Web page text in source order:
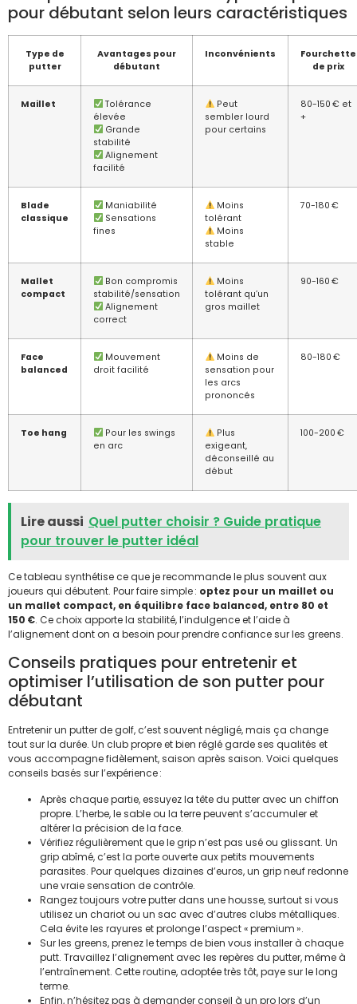
pour débutant selon leurs caractéristiques
Type de
putter
Avantages pour
débutant
Inconvénients
Fourchette
de prix
Maillet
Tolérance
élevée
Grande
stabilité
Alignement
facilité
Peut
sembler lourd
pour certains
80-150 € et
+
Blade
classique
Maniabilité
Sensations
fines
Moins
tolérant
Moins
stable
70-180 €
Mallet
compact
Bon compromis
stabilité/sensation
Alignement
correct
Moins
tolérant qu’un
gros maillet
90-160 €
Face
balanced
Mouvement
droit facilité
Moins de
sensation pour
les arcs
prononcés
80-180 €
Toe hang
Pour les swings
en arc
Plus
exigeant,
déconseillé au
début
100-200 €
Lire aussi Quel putter choisir ? Guide pratique
pour trouver le putter idéal
Ce tableau synthétise ce que je recommande le plus souvent aux
joueurs qui débutent. Pour faire simple : optez pour un maillet ou
un mallet compact, en équilibre face balanced, entre 80 et
150 €. Ce choix apporte la stabilité, l’indulgence et l’aide à
l’alignement dont on a besoin pour prendre confiance sur les greens.
Conseils pratiques pour entretenir et
optimiser l’utilisation de son putter pour
débutant
Entretenir un putter de golf, c’est souvent négligé, mais ça change
tout sur la durée. Un club propre et bien réglé garde ses qualités et
vous accompagne fidèlement, saison après saison. Voici quelques
conseils basés sur l’expérience :
Après chaque partie, essuyez la tête du putter avec un chiffon
propre. L’herbe, le sable ou la terre peuvent s’accumuler et
altérer la précision de la face.
Vérifiez régulièrement que le grip n’est pas usé ou glissant. Un
grip abîmé, c’est la porte ouverte aux petits mouvements
parasites. Pour quelques dizaines d’euros, un grip neuf redonne
une vraie sensation de contrôle.
Rangez toujours votre putter dans une housse, surtout si vous
utilisez un chariot ou un sac avec d’autres clubs métalliques.
Cela évite les rayures et prolonge l’aspect « premium ».
Sur les greens, prenez le temps de bien vous installer à chaque
putt. Travaillez l’alignement avec les repères du putter, même à
l’entraînement. Cette routine, adoptée très tôt, paye sur le long
terme.
Enfin, n’hésitez pas à demander conseil à un pro lors d’un